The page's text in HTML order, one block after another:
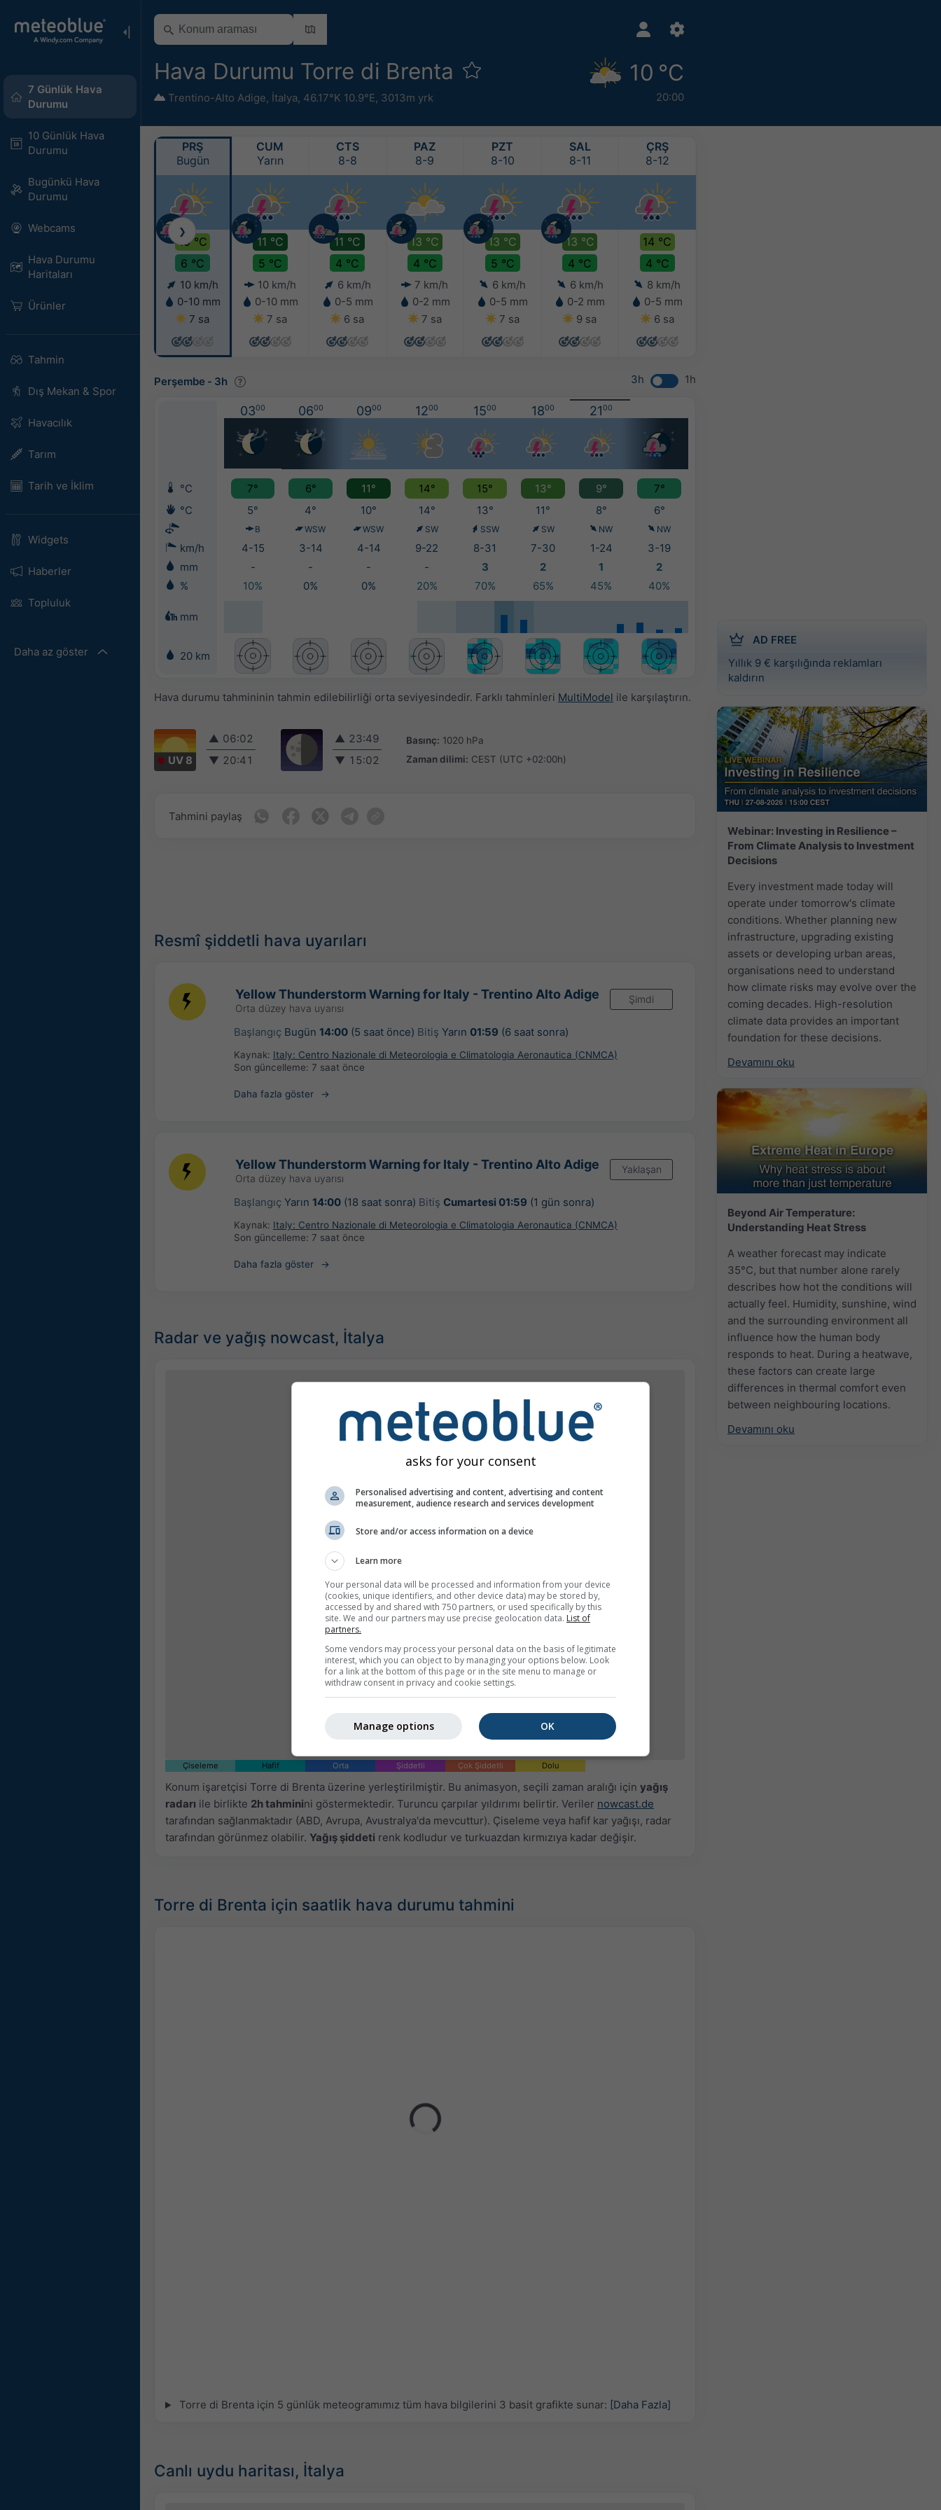
7 Günlük Hava
Durumu
10 Günlük Hava
Durumu
Bugünkü Hava
Durumu
Webcams
Hava Durumu
Haritaları​
Ürünler
Tahmin
Dış Mekan & Spor
Havacılık
Tarım
Tarih ve İklim
Widgets
Haberler
Topluluk
Daha az göster
Hava Durumu Torre di Brenta
Trentino-Alto Adige, İtalya, 46.17°K 10.9°E, 3013m yrk
10 °C
20:00
AD FREE
Yıllık 9 € karşılığında reklamları
kaldırın
Webinar: Investing in Resilience –
From Climate Analysis to Investment
Decisions
Every investment made today will
operate under tomorrow's climate
conditions. Whether planning new
infrastructure, upgrading existing
assets or developing urban areas,
organisations need to understand
how climate risks may evolve over the
coming decades. High-resolution
climate data provides an important
foundation for these decisions.
Devamını oku
Beyond Air Temperature:
Understanding Heat Stress
A weather forecast may indicate
35°C, but that number alone rarely
describes how hot the conditions will
actually feel. Humidity, sunshine, wind
and the surrounding environment all
influence how the human body
responds to heat. During a heatwave,
these factors can create large
differences in thermal comfort even
between neighbouring locations.
Devamını oku
PRŞ
Bugün
15 °C
6 °C
10 km/h
0-10 mm
7 sa
CUM
Yarın
11 °C
5 °C
10 km/h
0-10 mm
7 sa
CTS
8-8
11 °C
4 °C
6 km/h
0-5 mm
6 sa
PAZ
8-9
13 °C
4 °C
7 km/h
0-2 mm
7 sa
PZT
8-10
13 °C
5 °C
6 km/h
0-5 mm
7 sa
SAL
8-11
13 °C
4 °C
6 km/h
0-2 mm
9 sa
ÇRŞ
8-12
14 °C
4 °C
8 km/h
0-5 mm
6 sa
❯
Perşembe - 3h 3h 1h
0300 0600 0900 1200 1500 1800 2100
°C 7° 6° 11° 14° 15° 13° 9°
7°
°C
5° 4° 10° 14° 13° 11° 8° 6°
B WSW WSW SW SSW SW NW NW
km/h 4-15 3-14 4-14 9-22 8-31 7-30 1-24
3-19
mm
- - - - 3 2 1
2
%
10% 0% 0% 20% 70% 65% 45% 40%
mm
20 km
Hava durumu tahmininin tahmin edilebilirliği orta seviyesindedir. Farklı tahminleri MultiModel ile karşılaştırın.
UV 8
▲ 06:02
▼ 20:41
▲ 23:49
▼ 15:02
Basınç: 1020 hPa
Zaman dilimi: CEST (UTC +02:00h)
Tahmini paylaş
Resmî şiddetli hava uyarıları
Yellow Thunderstorm Warning for Italy - Trentino Alto Adige
Orta düzey hava uyarısı
Şimdi
Başlangıç Bugün 14:00(5 saat önce) Bitiş Yarın 01:59 (6 saat sonra)
Kaynak: Italy: Centro Nazionale di Meteorologia e Climatologia Aeronautica (CNMCA)
Son güncelleme: 7 saat önce
Daha fazla göster
Yellow Thunderstorm Warning for Italy - Trentino Alto Adige
Orta düzey hava uyarısı
Yaklaşan
Başlangıç Yarın 14:00(18 saat sonra) Bitiş Cumartesi 01:59 (1 gün sonra)
Kaynak: Italy: Centro Nazionale di Meteorologia e Climatologia Aeronautica (CNMCA)
Son güncelleme: 7 saat önce
Daha fazla göster
Radar ve yağış nowcast, İtalya
+
Çiseleme Hafif Orta Şiddetli Çok Şiddetli Dolu
Konum işaretçisi Torre di Brenta üzerine yerleştirilmiştir. Bu animasyon, seçili zaman aralığı için yağış
radarı ile birlikte 2h tahminini göstermektedir. Turuncu çarpılar yıldırımı belirtir. Veriler nowcast.de
tarafından sağlanmaktadır (ABD, Avrupa, Avustralya'da mevcuttur). Çiseleme veya hafif kar yağışı, radar
tarafından görünmez olabilir. Yağış şiddeti renk kodludur ve turkuazdan kırmızıya kadar değişir.
Torre di Brenta için saatlik hava durumu tahmini
Torre di Brenta için 5 günlük meteogramımız tüm hava bilgilerini 3 basit grafikte sunar: [Daha Fazla]
Canlı uydu haritası, İtalya
asks for your consent
Personalised advertising and content, advertising and content
measurement, audience research and services development
Store and/or access information on a device
Learn more
Your personal data will be processed and information from your device
(cookies, unique identifiers, and other device data) may be stored by,
accessed by and shared with 750 partners, or used specifically by this
site. We and our partners may use precise geolocation data. List of
partners.
Some vendors may process your personal data on the basis of legitimate
interest, which you can object to by managing your options below. Look
for a link at the bottom of this page or in the site menu to manage or
withdraw consent in privacy and cookie settings.
OK
Manage options